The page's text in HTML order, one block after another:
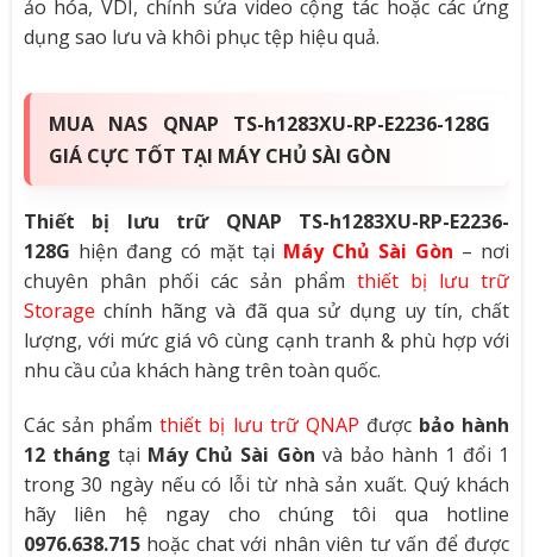
ảo hóa, VDI, chỉnh sửa video cộng tác hoặc các ứng
dụng sao lưu và khôi phục tệp hiệu quả.
MUA NAS QNAP TS-h1283XU-RP-E2236-128G
GIÁ CỰC TỐT TẠI MÁY CHỦ SÀI GÒN
Thiết bị lưu trữ QNAP TS-h1283XU-RP-E2236-
128G hiện đang có mặt tại Máy Chủ Sài Gòn – nơi
chuyên phân phối các sản phẩmthiết bị lưu trữ
Storage chính hãng và đã qua sử dụng uy tín, chất
lượng, với mức giá vô cùng cạnh tranh & phù hợp với
nhu cầu của khách hàng trên toàn quốc.
Các sản phẩmthiết bị lưu trữ QNAP được bảo hành
12 tháng tại Máy Chủ Sài Gòn và bảo hành 1 đổi 1
trong 30 ngày nếu có lỗi từ nhà sản xuất. Quý khách
hãy liên hệ ngay cho chúng tôi qua hotline
0976.638.715hoặc chat với nhân viên tư vấn để được